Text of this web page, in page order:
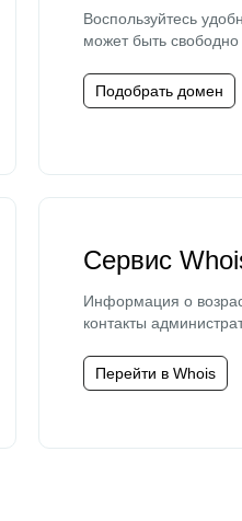
Воспользуйтесь
может быть
Подобрать домен
Сервис
Информация о
контакты
Перейти в Whois